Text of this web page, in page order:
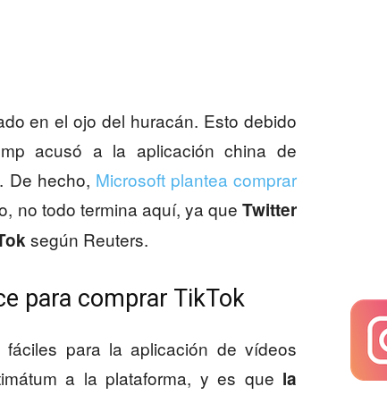
en el ojo del huracán. Esto debido
acusó a la aplicación china de
De hecho, Microsoft plantea comprar
no todo termina aquí, ya queTwitter
según Reuters.
para comprar TikTok
para la aplicación de vídeos
a la plataforma, y es que la